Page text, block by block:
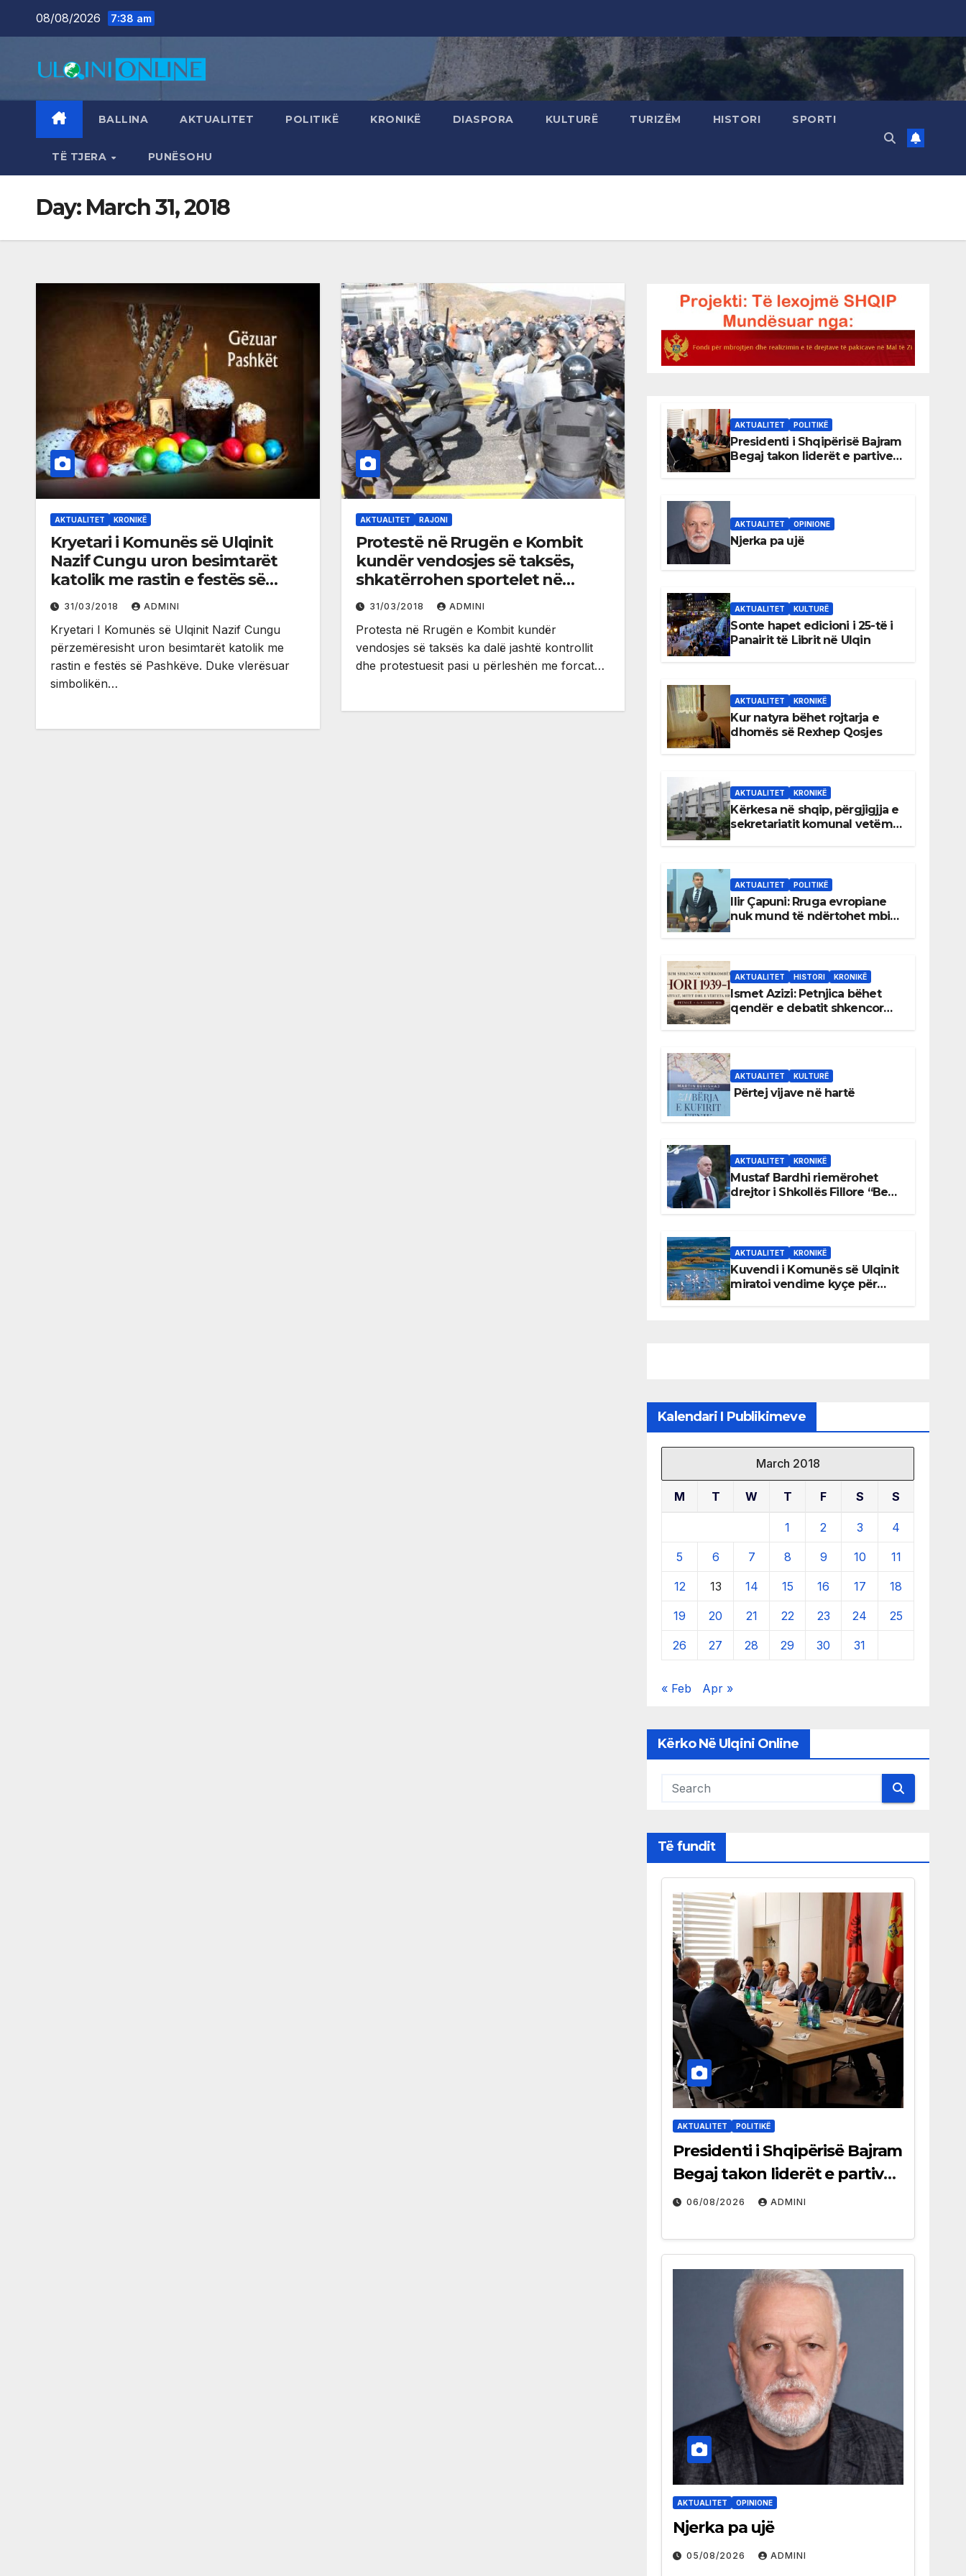
08/08/2026 7:38 am
BALLINA AKTUALITET POLITIKË KRONIKË DIASPORA KULTURË TURIZËM HISTORI SPORTI
TË TJERA PUNËSOHU
Day: March 31, 2018
AKTUALITET KRONIKË
Kryetari i Komunës së Ulqinit
Nazif Cungu uron besimtarët
katolik me rastin e festës së
Pashkëve
31/03/2018 ADMINI
Kryetari I Komunës së Ulqinit Nazif Cungu
përzemëresisht uron besimtarët katolik me
rastin e festës së Pashkëve. Duke vlerësuar
simbolikën…
AKTUALITET RAJONI
Protestë në Rrugën e Kombit
kundër vendosjes së taksës,
shkatërrohen sportelet në
Kalimash (video)
31/03/2018 ADMINI
Protesta në Rrugën e Kombit kundër
vendosjes së taksës ka dalë jashtë kontrollit
dhe protestuesit pasi u përleshën me forcat…
AKTUALITET POLITIKË
Presidenti i Shqipërisë Bajram
Begaj takon liderët e partive
AKTUALITET OPINIONE
Njerka pa ujë
AKTUALITET KULTURË
Sonte hapet edicioni i 25-të i
Panairit të Librit në Ulqin
AKTUALITET KRONIKË
Kur natyra bëhet rojtarja e
dhomës së Rexhep Qosjes
AKTUALITET KRONIKË
Kërkesa në shqip, përgjigjja e
sekretariatit komunal vetëm
AKTUALITET POLITIKË
Ilir Çapuni: Rruga evropiane
nuk mund të ndërtohet mbi
AKTUALITET HISTORI KRONIKË
Ismet Azizi: Petnjica bëhet
qendër e debatit shkencor
AKTUALITET KULTURË
Përtej vijave në hartë
AKTUALITET KRONIKË
Mustaf Bardhi riemërohet
drejtor i Shkollës Fillore “Bedri
AKTUALITET KRONIKË
Kuvendi i Komunës së Ulqinit
miratoi vendime kyçe për
Kalendari I Publikimeve
March 2018
M T W T F S S
1 2 3 4
5 6 7 8 9 10 11
12 13 14 15 16 17 18
19 20 21 22 23 24 25
26 27 28 29 30 31
« Feb Apr »
Kërko Në Ulqini Online
Të fundit
AKTUALITET POLITIKË
Presidenti i Shqipërisë Bajram
Begaj takon liderët e partive
shqiptare në Ulqin
06/08/2026 ADMINI
AKTUALITET OPINIONE
Njerka pa ujë
05/08/2026 ADMINI